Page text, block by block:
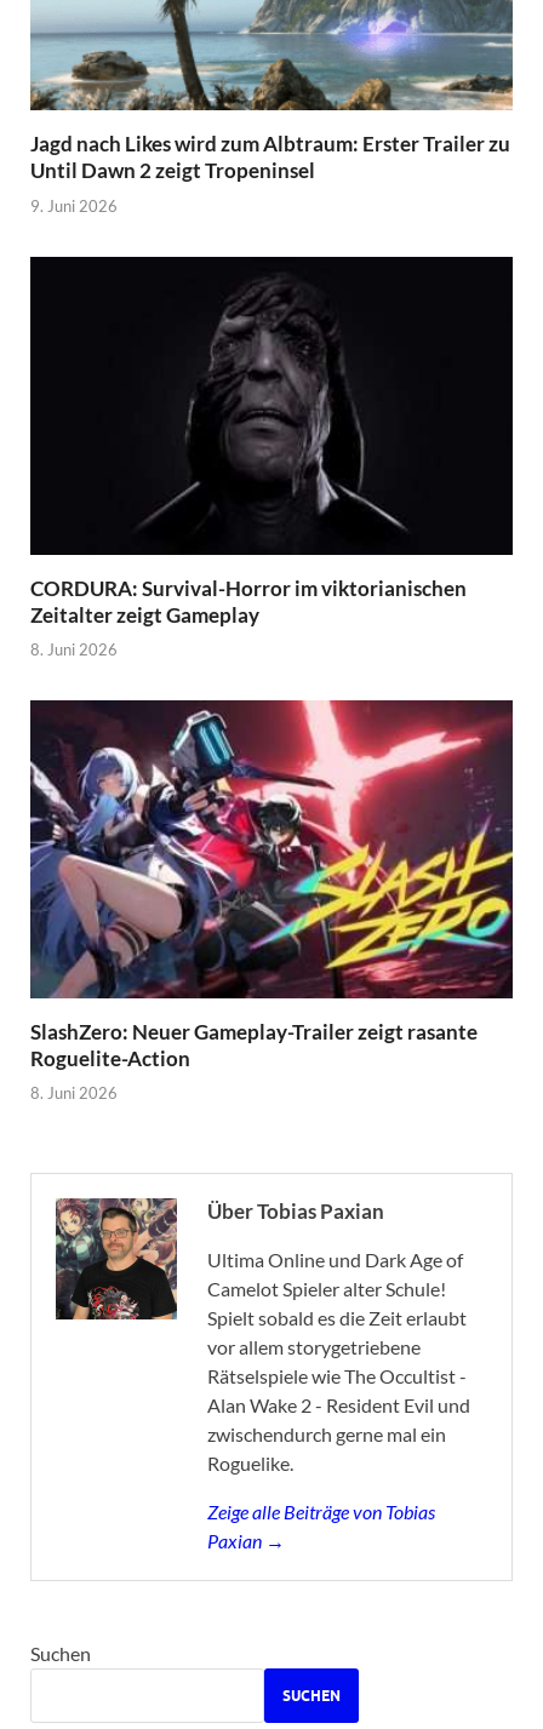
Jagd nach Likes wird zum Albtraum: Erster Trailer zu
Until Dawn 2 zeigt Tropeninsel
9. Juni 2026
CORDURA: Survival-Horror im viktorianischen
Zeitalter zeigt Gameplay
8. Juni 2026
SlashZero: Neuer Gameplay-Trailer zeigt rasante
Roguelite-Action
8. Juni 2026
Über Tobias Paxian
Ultima Online und Dark Age of
Camelot Spieler alter Schule!
Spielt sobald es die Zeit erlaubt
vor allem storygetriebene
Rätselspiele wie The Occultist -
Alan Wake 2 - Resident Evil und
zwischendurch gerne mal ein
Roguelike.
Zeige alle Beiträge von Tobias
Paxian →
Suchen
SUCHEN